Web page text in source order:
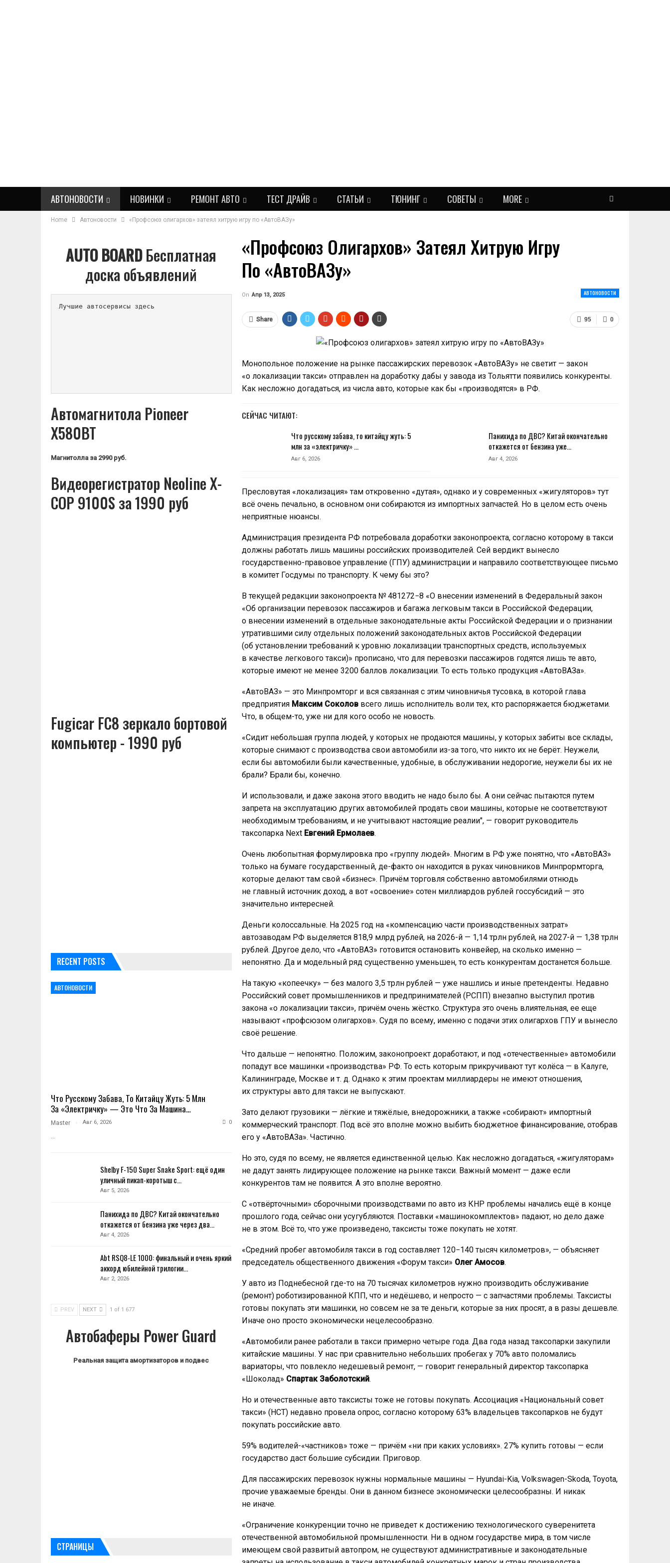
АВТОНОВОСТИ НОВИНКИ РЕМОНТ АВТО ТЕСТ ДРАЙВ СТАТЬИ ТЮНИНГ СОВЕТЫ MORE
Home Автоновости «Профсоюз олигархов» затеял хитрую игру по «АвтоВАЗу»
«Профсоюз Олигархов» Затеял Хитрую Игру
По «АвтоВАЗу»
АВТОНОВОСТИ
On Апр 13, 2025
0
95
Share
Монопольное положение на рынке пассажирских перевозок «АвтоВАЗу» не светит — закон
«о локализации такси» отправлен на доработку дабы у завода из Тольятти появились конкуренты.
Как несложно догадаться, из числа авто, которые как бы «производятся» в РФ.
СЕЙЧАС ЧИТАЮТ:
Что русскому забава, то китайцу жуть: 5
млн за «электричку» …
Авг 6, 2026
Панихида по ДВС? Китай окончательно
откажется от бензина уже…
Авг 4, 2026
Пресловутая «локализация» там откровенно «дутая», однако и у современных «жигуляторов» тут
всё очень печально, в основном они собираются из импортных запчастей. Но в целом есть очень
неприятные нюансы.
Администрация президента РФ потребовала доработки законопроекта, согласно которому в такси
должны работать лишь машины российских производителей. Сей вердикт вынесло
государственно-правовое управление (ГПУ) администрации и направило соответствующее письмо
в комитет Госдумы по транспорту. К чему бы это?
В текущей редакции законопроекта № 481272−8 «О внесении изменений в Федеральный закон
«Об организации перевозок пассажиров и багажа легковым такси в Российской Федерации,
о внесении изменений в отдельные законодательные акты Российской Федерации и о признании
утратившими силу отдельных положений законодательных актов Российской Федерации
(об установлении требований к уровню локализации транспортных средств, используемых
в качестве легкового такси)» прописано, что для перевозки пассажиров годятся лишь те авто,
которые имеют не менее 3200 баллов локализации. То есть только продукция «АвтоВАЗа».
«АвтоВАЗ» — это Минпромторг и вся связанная с этим чиновничья тусовка, в которой глава
предприятия Максим Соколоввсего лишь исполнитель воли тех, кто распоряжается бюджетами.
Что, в общем-то, уже ни для кого особо не новость.
«Сидит небольшая группа людей, у которых не продаются машины, у которых забиты все склады,
которые снимают с производства свои автомобили из-за того, что никто их не берёт. Неужели,
если бы автомобили были качественные, удобные, в обслуживании недорогие, неужели бы их не
брали? Брали бы, конечно.
И использовали, и даже закона этого вводить не надо было бы. А они сейчас пытаются путем
запрета на эксплуатацию других автомобилей продать свои машины, которые не соответствуют
необходимым требованиям, и не учитывают настоящие реалии", — говорит руководитель
таксопарка Next Евгений Ермолаев.
Очень любопытная формулировка про «группу людей». Многим в РФ уже понятно, что «АвтоВАЗ»
только на бумаге государственный, де-факто он находится в руках чиновников Минпрормторга,
которые делают там свой «бизнес». Причём торговля собственно автомобилями отнюдь
не главный источник доход, а вот «освоение» сотен миллиардов рублей госсубсидий — это
значительно интересней.
Деньги колоссальные. На 2025 год на «компенсацию части производственных затрат»
автозаводам РФ выделяется 818,9 млрд рублей, на 2026-й — 1,14 трлн рублей, на 2027-й — 1,38 трлн
рублей. Другое дело, что «АвтоВАЗ» готовится остановить конвейер, на сколько именно —
непонятно. Да и модельный ряд существенно уменьшен, то есть конкурентам достанется больше.
На такую «копеечку» — без малого 3,5 трлн рублей — уже нашлись и иные претенденты. Недавно
Российский совет промышленников и предпринимателей (РСПП) внезапно выступил против
закона «о локализации такси», причём очень жёстко. Структура это очень влиятельная, ее еще
называют «профсюзом олигархов». Судя по всему, именно с подачи этих олигархов ГПУ и вынесло
своё решение.
Что дальше — непонятно. Положим, законопроект доработают, и под «отечественные» автомобили
попадут все машинки «производства» РФ. То есть которым прикручивают тут колёса — в Калуге,
Калининграде, Москве и т. д. Однако к этим проектам миллиардеры не имеют отношения,
их структуры авто для такси не выпускают.
Зато делают грузовики — лёгкие и тяжёлые, внедорожники, а также «собирают» импортный
коммерческий транспорт. Под всё это вполне можно выбить бюджетное финансирование, отобрав
его у «АвтоВАЗа». Частично.
Но это, судя по всему, не является единственной целью. Как несложно догадаться, «жигуляторам»
не дадут занять лидирующее положение на рынке такси. Важный момент — даже если
конкурентов там не появится. А это вполне вероятно.
С «отвёрточными» сборочными производствами по авто из КНР проблемы начались ещё в конце
прошлого года, сейчас они усугубляются. Поставки «машинокомплектов» падают, но дело даже
не в этом. Всё то, что уже произведено, таксисты тоже покупать не хотят.
«Средний пробег автомобиля такси в год составляет 120−140 тысяч километров», — объясняет
председатель общественного движения «Форум такси» Олег Амосов.
У авто из Поднебесной где-то на 70 тысячах километров нужно производить обслуживание
(ремонт) роботизированной КПП, что и недёшево, и непросто — с запчастями проблемы. Таксисты
готовы покупать эти машинки, но совсем не за те деньги, которые за них просят, а в разы дешевле.
Иначе оно просто экономически нецелесообразно.
«Автомобили ранее работали в такси примерно четыре года. Два года назад таксопарки закупили
китайские машины. У нас при сравнительно небольших пробегах у 70% авто поломались
вариаторы, что повлекло недешевый ремонт, — говорит генеральный директор таксопарка
«Шоколад» Спартак Заболотский.
Но и отечественные авто таксисты тоже не готовы покупать. Ассоциация «Национальный совет
такси» (НСТ) недавно провела опрос, согласно которому 63% владельцев таксопарков не будут
покупать российские авто.
59% водителей-«частников» тоже — причём «ни при каких условиях». 27% купить готовы — если
государство даст большие субсидии. Приговор.
Для пассажирских перевозок нужны нормальные машины — Hyundai-Kia, Volkswagen-Skoda, Toyota,
прочие уважаемые бренды. Они в данном бизнесе экономически целесообразны. И никак
не иначе.
«Ограничение конкуренции точно не приведет к достижению технологического суверенитета
отечественной автомобильной промышленности. Ни в одном государстве мира, в том числе
имеющем свой развитый автопром, не существуют административные и законодательные
AUTO BOARDБесплатная
доска объявлений
Автомагнитола Pioneer
X580BT
Магнитолла за 2990 руб.
Видеорегистратор Neoline X-
COP 9100S за 1990 руб
Fugicar FC8 зеркало бортовой
компьютер - 1990 руб
RECENT POSTS
АВТОНОВОСТИ
Что Русскому Забава, То Китайцу Жуть: 5 Млн
За «электричку» — Это Что За Машина…
Master Авг 6, 2026 0
…
Shelby F-150 Super Snake Sport: ещё один
уличный пикап-коротыш с…
Авг 5, 2026
Панихида по ДВС? Китай окончательно
откажется от бензина уже через два…
Авг 4, 2026
Abt RSQ8-LE 1000: финальный и очень яркий
аккорд юбилейной трилогии…
Авг 2, 2026
PREV NEXT 1 of 1 677
Автобаферы Power Guard
Реальная защита амортизаторов и подвес
СТРАНИЦЫ